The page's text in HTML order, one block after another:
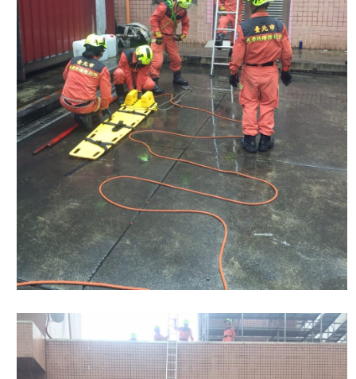
政
府
資
訊
開
公
文
公
開
專
區
統
計